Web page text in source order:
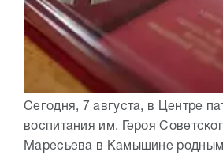
Сегодня, 7 августа, в Центре
воспитания им. Героя
Маресьева в Камышине родным